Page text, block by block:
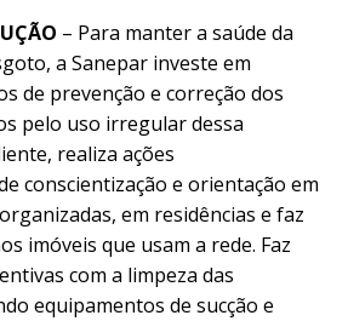
– Para manter a saúde da
a Sanepar investe em
de prevenção e correção dos
pelo uso irregular dessa
realiza ações
conscientização e orientação em
em residências e faz
imóveis que usam a rede. Faz
com a limpeza das
equipamentos de sucção e